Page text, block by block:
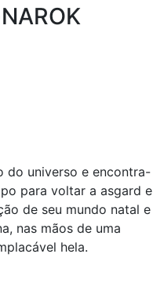
do universo e encontra-
para voltar a asgard e
de seu mundo natal e
nas mãos de uma
hela.